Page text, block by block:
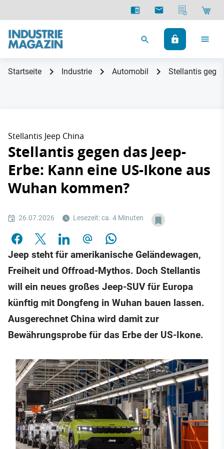
Startseite Industrie Automobil Stellantis
Stellantis Jeep China
Stellantis gegen das Jeep-
Erbe: Kann eine US-Ikone aus
Wuhan kommen?
26.07.2026 Lesezeit: ca. 4 Minuten
Jeep steht für amerikanische Geländewagen,
Freiheit und Offroad-Mythos. Doch Stellantis
will ein neues großes Jeep-SUV für Europa
künftig mit Dongfeng in Wuhan bauen lassen.
Ausgerechnet China wird damit zur
Bewährungsprobe für das Erbe der US-Ikone.